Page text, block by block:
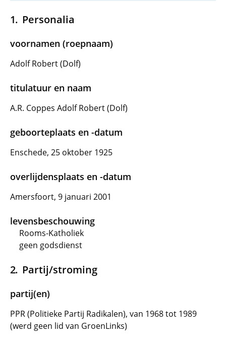
Personalia
voornamen (roepnaam)
Adolf Robert (Dolf)
titulatuur en naam
A.R. Coppes Adolf Robert (Dolf)
geboorteplaats en -datum
Enschede, 25 oktober 1925
overlijdensplaats en -datum
Amersfoort, 9 januari 2001
levensbeschouwing
Rooms-Katholiek
geen godsdienst
Partij/stroming
partij(en)
PPR (Politieke Partij Radikalen), van 1968 tot 1989
(werd geen lid van GroenLinks)